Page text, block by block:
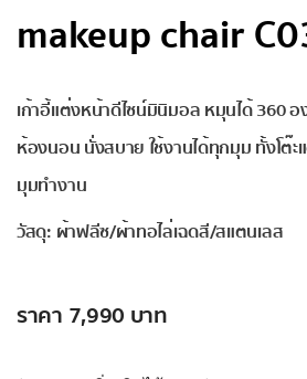
makeup chair
เก้าอี้แต่งหน้าดีไซน์มินิมอล หมุนได้ 360 อ
ห้องนอน นั่งสบาย ใช้งานได้ทุกมุม ทั้งโต๊
มุมทำงาน
วัสดุ: ผ้าฟลีซ/ผ้าทอไล่เฉดสี/สแตนเลส
ราคา 7,990 บาท